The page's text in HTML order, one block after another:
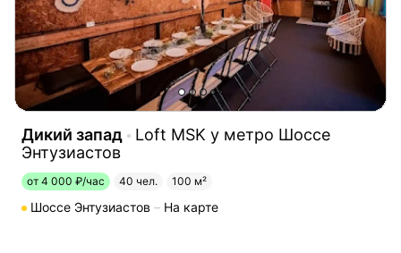
Дикий запад
Loft MSK у метро Шоссе
Энтузиастов
от 4 000 ₽/час 40 чел. 100 м²
Шоссе Энтузиастов На карте